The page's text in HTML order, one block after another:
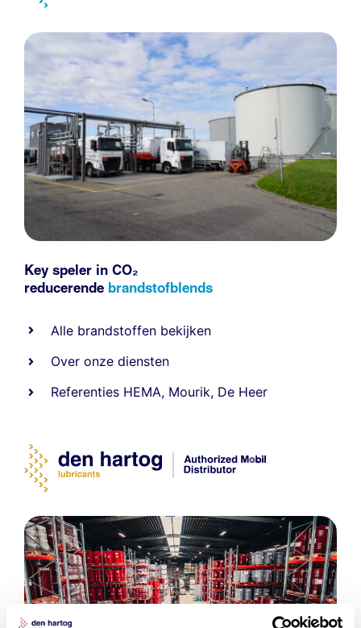
Key speler in CO₂
reducerende brandstofblends
Alle brandstoffen bekijken
Over onze diensten
Referenties HEMA, Mourik, De Heer